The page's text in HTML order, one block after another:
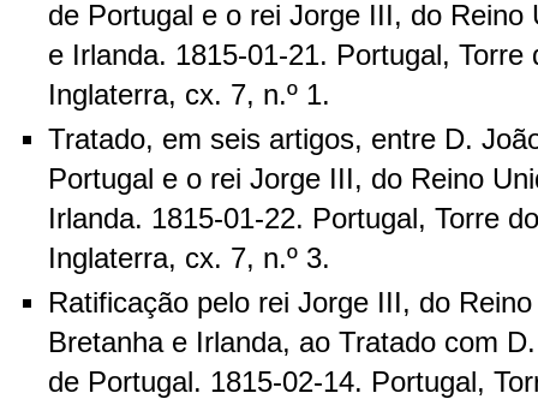
de Portugal e o rei Jorge III, do Reino
e Irlanda. 1815-01-21. Portugal, Torre
Inglaterra, cx. 7, n.º 1.
Tratado, em seis artigos, entre D.
Portugal e o rei Jorge III, do Reino
Irlanda. 1815-01-22. Portugal, Torre
Inglaterra, cx. 7, n.º 3.
Ratificação pelo rei Jorge III, do
Bretanha e Irlanda, ao Tratado com
de Portugal. 1815-02-14. Portugal,